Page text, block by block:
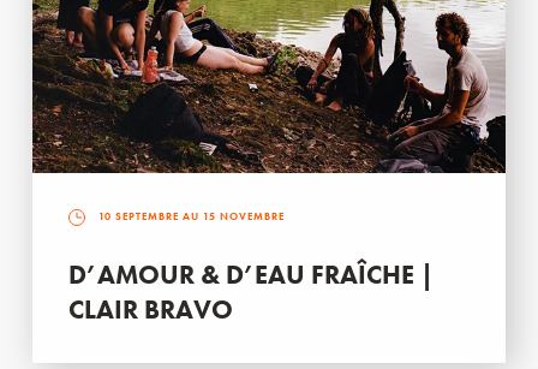
10 SEPTEMBRE AU 15 NOVEMBRE
D’AMOUR & D’EAU FRAÎCHE |
CLAIR BRAVO